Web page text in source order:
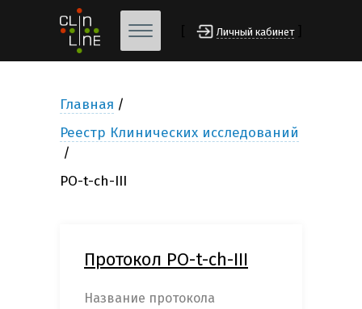
Личный кабинет
Главная
Реестр Клинических исследований
PO-t-ch-III
Протокол PO-t-ch-III
Название протокола